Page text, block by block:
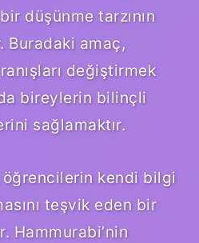
düşünme tarzının
Buradaki amaç,
değiştirmek
bireylerin bilinçli
sağlamaktır.
öğrencilerin kendi bilgi
teşvik eden bir
Hammurabi’nin